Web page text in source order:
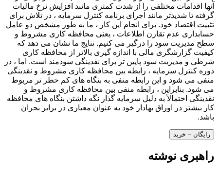
آنها اقدامات مختلفی را از شدت کمتری مانند افزایش نرخ مالیات
گرفته تا شدیدتر مانند اجرای برنامه کنترل سرمایه ، در تلاش برای
تثبیت اقتصاد خود. برای انجام این کار ، ما به طور مشخص دو عامل
حسابداری عدم تقارن اطلاعات ، یعنی محافظه کاری مشروط و
سطح مدیریت سود را درگیر می کنیم. نتایج ما نشان می دهد که
کیفیت گزارشگری مالی با اندازه گیری بالاتر از محافظه کاری
شرطی و مدیریت سود پایین تر برای نقدینگی سودمند است. اما ، در
دوره کنترل سرمایه ، رابطه بین محافظه کاری مشروط و نقدینگی
منفی می شود و این رابطه منفی به بنگاه های کم خطر تر مربوط
می شود. بنابراین ، رابطه منفی بین محافظه کاری مشروط و
نقدینگی احتمالاً به دلیل سرمایه گذار نگه داشتن بنگاه های محافظه
کار بیشتر در اوراق بهادار خود به عنوان معیاری در برابر بحران
باشد.
رایگان – خرید
راهبری نوشته